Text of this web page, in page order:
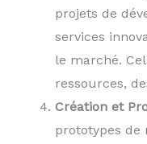
projets de
services
le marché.
ressources,
Création et
prototypes de